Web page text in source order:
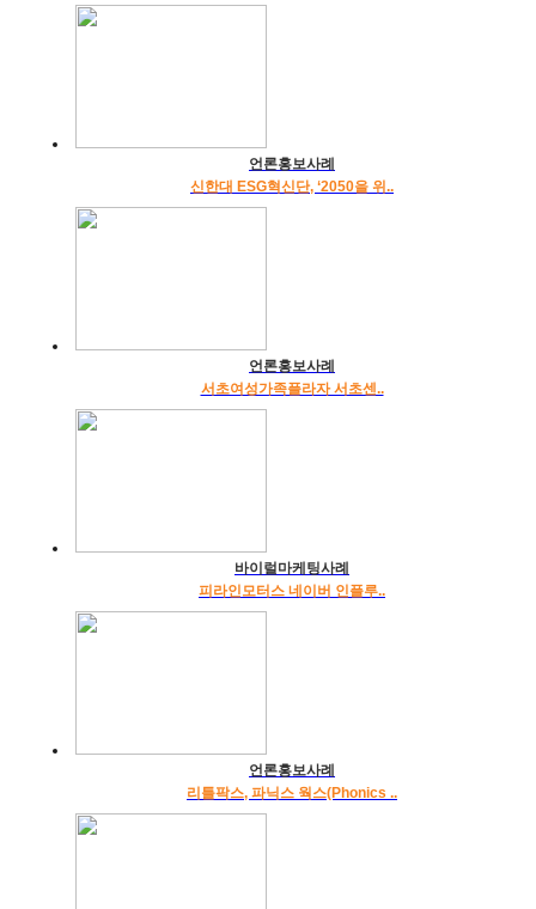
언론홍보사례
신한대 ESG혁신단, ‘2050을 위..
언론홍보사례
서초여성가족플라자 서초센..
바이럴마케팅사례
피라인모터스 네이버 인플루..
언론홍보사례
리틀팍스, 파닉스 웍스(Phonics ..